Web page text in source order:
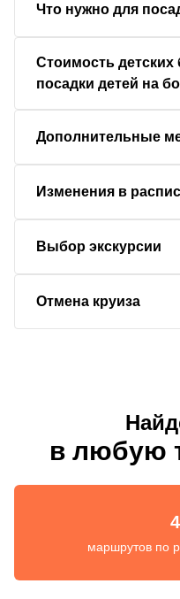
Что нужно для
Стоимость детских
посадки детей на
Дополнительные
Изменения в
Выбор экскурсии
Отмена круиза
в любую
маршрутов по